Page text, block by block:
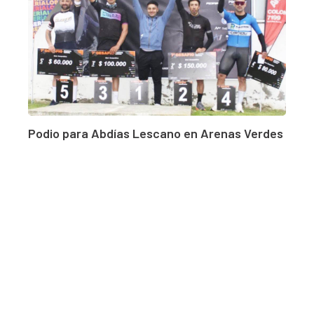
Podio para Abdías Lescano en Arenas Verdes